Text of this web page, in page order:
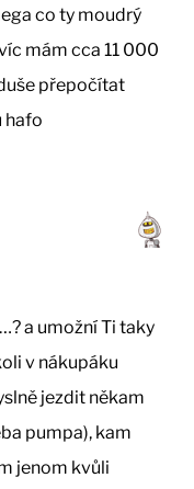
co ty moudrý
mám cca 11 000
přepočítat
hafo
a umožní Ti taky
v nákupáku
jezdit někam
pumpa), kam
jenom kvůli